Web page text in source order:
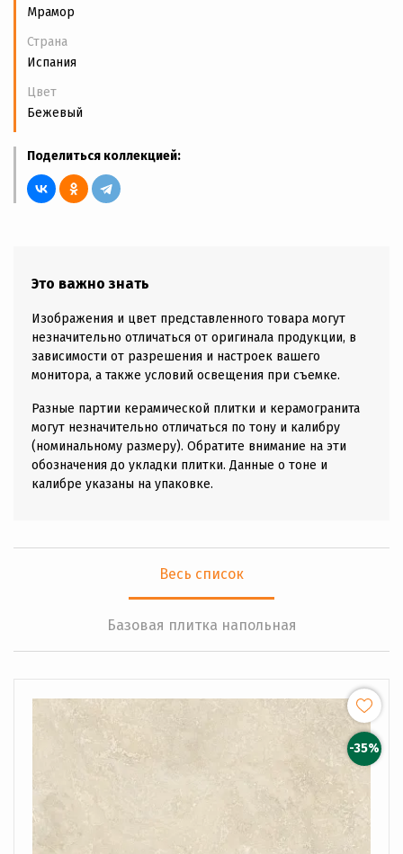
Мрамор
Страна
Испания
Цвет
Бежевый
Поделиться коллекцией:
Это важно знать
Изображения и цвет представленного товара могут
незначительно отличаться от оригинала продукции, в
зависимости от разрешения и настроек вашего
монитора, а также условий освещения при съемке.
Разные партии керамической плитки и керамогранита
могут незначительно отличаться по тону и калибру
(номинальному размеру). Обратите внимание на эти
обозначения до укладки плитки. Данные о тоне и
калибре указаны на упаковке.
Весь список
Базовая плитка напольная
-35%